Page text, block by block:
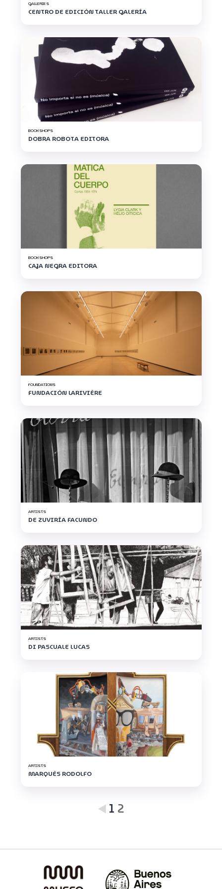
GALLERIES
CENTRO DE EDICIÓN TALLER GALERÍA
BOOKSHOPS
DOBRA ROBOTA EDITORA
BOOKSHOPS
CAJA NEGRA EDITORA
FOUNDATIONS
FUNDACIÓN LARIVIÈRE
ARTISTS
DE ZUVIRÍA FACUNDO
ARTISTS
DI PASCUALE LUCAS
ARTISTS
MARQUÉS RODOLFO
1 2